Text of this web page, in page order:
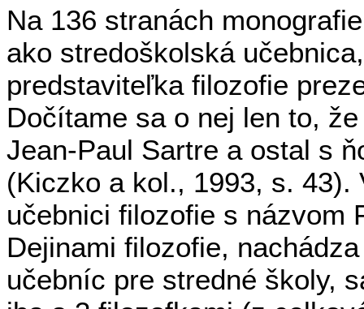
Na 136 stranách
ako stredoškolská
predstaviteľka filozofie
Dočítame sa o nej len to,
Jean-Paul Sartre a ostal s
(Kiczko a kol., 1993, s.
učebnici filozofie s názvom
Dejinami filozofie,
učebníc pre stredné školy,